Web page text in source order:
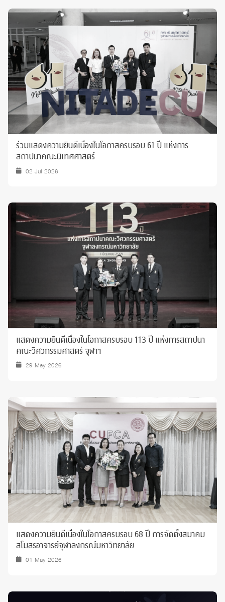
ร่วมแสดงความยินดีเนื่องในโอกาสครบรอบ 61 ปี แห่งการ
สถาปนาคณะนิเทศศาสตร์
02 Jul 2026
แสดงความยินดีเนื่องในโอกาสครบรอบ 113 ปี แห่งการสถาปนา
คณะวิศวกรรมศาสตร์ จุฬาฯ
29 May 2026
แสดงความยินดีเนื่องในโอกาสครบรอบ 68 ปี การจัดตั้งสมาคม
สโมสรอาจารย์จุฬาลงกรณ์มหาวิทยาลัย
01 May 2026